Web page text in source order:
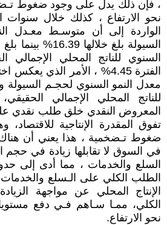
، فإن ذلك يدل على وجود ضغوط
نحو الارتفاع ، كذلك خلال سنوات
الواردة إلى أن متوسـط معـدل
السيولة بلغ خلالها
السنوي للناتج المحلي
الفترة 4.45% ، الأمر الذي
معدل النمو السنوي لحجـم السيولة
للناتج المحلي الإجمالي
المعروض النقدي خلق طلب نقدي
تفوق المقدرة الإنتاجية
ضغوط تـضخمية ، هذا يعني أن هناك
في السوق لا تقابلها زيادة في
السلع والخدمات ، مما أدى إلى
الطلب الكلي على الـسلع
الإنتاج المحلي عن مواجهة
الكلي، ممـا سـاهم فـي دفع
نحو الارتفاع.